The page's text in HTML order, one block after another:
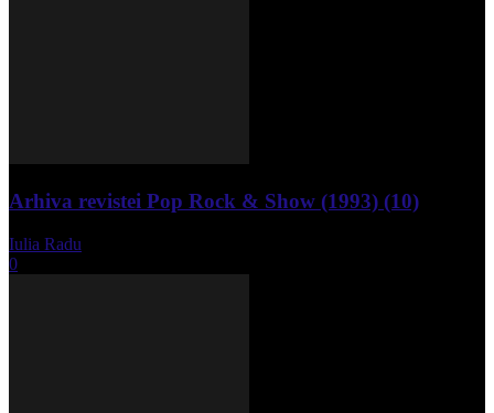
Arhiva revistei Pop Rock & Show (1993) (10)
Iulia Radu
0